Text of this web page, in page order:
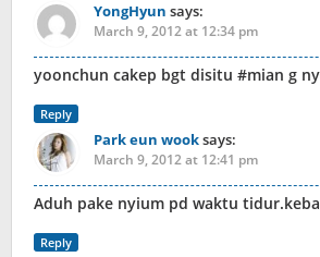
YongHyun says:
March 9, 2012 at 12:34 pm
yoonchun cakep bgt disitu #mian g
Reply
Park eun wooksays:
March 9, 2012 at 12:41 pm
Aduh pake nyium pd waktu
Reply